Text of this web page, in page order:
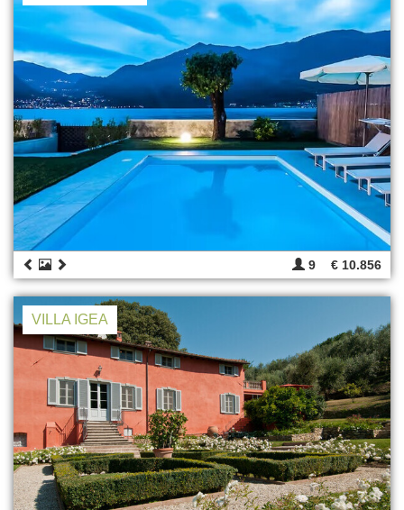
9 € 10.856
VILLA IGEA